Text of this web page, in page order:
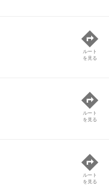
ルート
を見る
ルート
を見る
ルート
を見る